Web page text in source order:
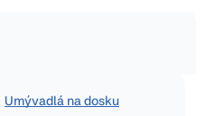
Umývadlá na dosku